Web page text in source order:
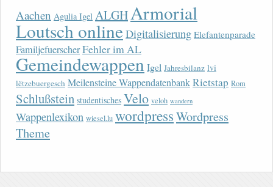
Aachen Agulia Igel ALGHArmorial
Loutsch onlineDigitalisierung Elefantenparade
FamiljefuerscherFehler im AL
Gemeindewappen Igel Jahresbilanz lvi
lëtzebuergesch Meilensteine WappendatenbankRietstap Rom
Schlußstein studentisches Velo veloh wandern
Wappenlexikon wiesel.lu wordpressWordpress
Theme